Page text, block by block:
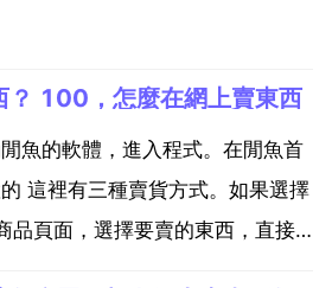
？ 100，怎麼在網上賣東西
魚的軟體，進入程式。在閒魚首
這裡有三種賣貨方式。如果選擇
品頁面，選擇要賣的東西，直接